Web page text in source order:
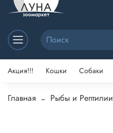
Акция!!! Кошки Собаки
Главная Рыбы и Рептилии